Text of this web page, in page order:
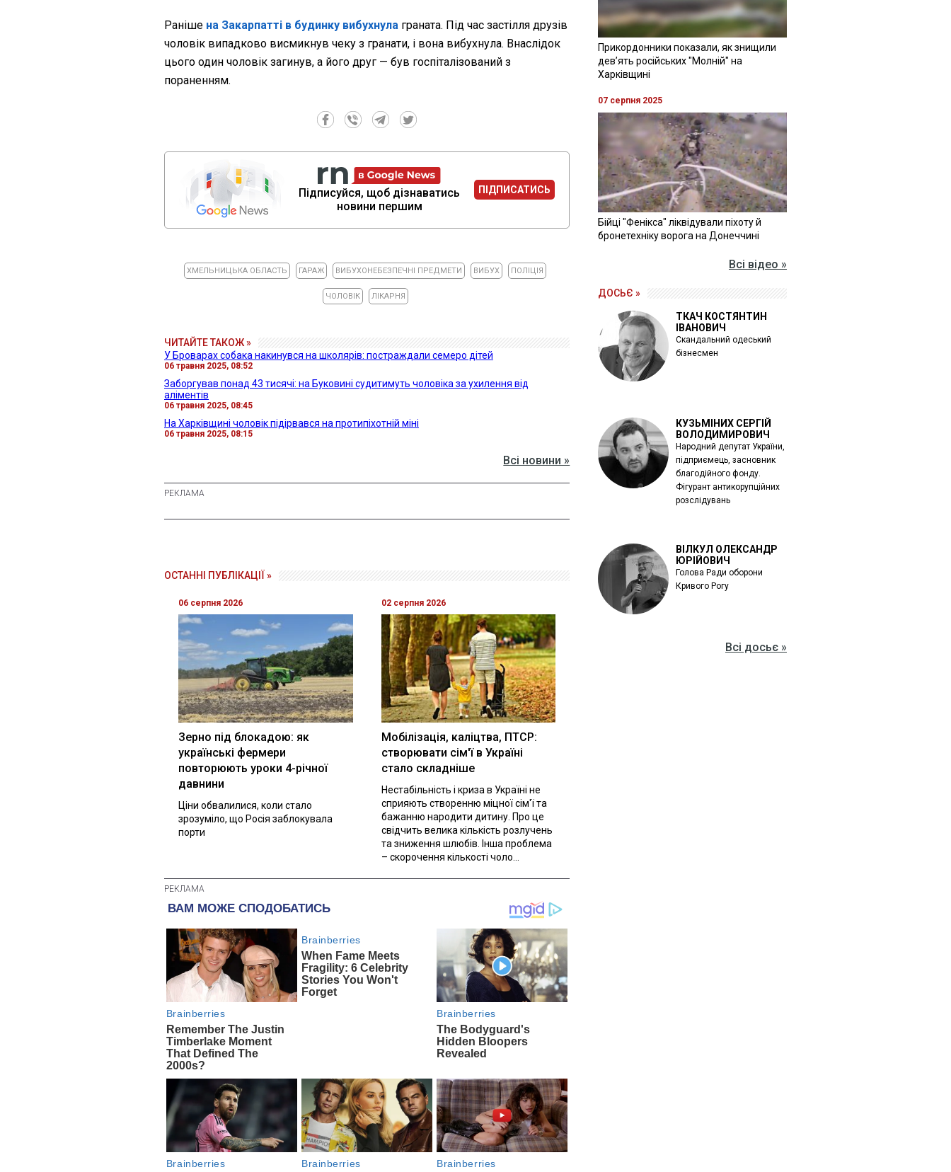
Раніше на Закарпатті в будинку вибухнула граната. Під час застілля друзів
чоловік випадково висмикнув чеку з гранати, і вона вибухнула. Внаслідок
цього один чоловік загинув, а його друг — був госпіталізований з
пораненням.
Підписуйся, щоб дізнаватись
новини першим
ПІДПИСАТИСЬ
ХМЕЛЬНИЦЬКА ОБЛАСТЬ ГАРАЖ ВИБУХОНЕБЕЗПЕЧНІ ПРЕДМЕТИ ВИБУХ ПОЛІЦІЯ
ЧОЛОВІК ЛІКАРНЯ
ЧИТАЙТЕ ТАКОЖ »
У Броварах собака накинувся на школярів: постраждали семеро дітей
06 травня 2025, 08:52
Заборгував понад 43 тисячі: на Буковині судитимуть чоловіка за ухилення від
аліментів
06 травня 2025, 08:45
На Харківщині чоловік підірвався на протипіхотній міні
06 травня 2025, 08:15
Всі новини »
ОСТАННІ ПУБЛІКАЦІЇ »
06 серпня 2026
Зерно під блокадою: як
українські фермери
повторюють уроки 4-річної
давнини
Ціни обвалилися, коли стало
зрозуміло, що Росія заблокувала
порти
02 серпня 2026
Мобілізація, каліцтва, ПТСР:
створювати сім'ї в Україні
стало складніше
Нестабільність і криза в Україні не
сприяють створенню міцної сім'ї та
бажанню народити дитину. Про це
свідчить велика кількість розлучень
та зниження шлюбів. Інша проблема
– скорочення кількості чоло...
Прикордонники показали, як знищили
девʼять російських "Молній" на
Харківщині
07 серпня 2025
Бійці "Фенікса" ліквідували піхоту й
бронетехніку ворога на Донеччині
Всі відео »
ДОСЬЄ »
ТКАЧ КОСТЯНТИН
ІВАНОВИЧ
Скандальний одеський
бізнесмен
КУЗЬМІНИХ СЕРГІЙ
ВОЛОДИМИРОВИЧ
Народний депутат України,
підприємець, засновник
благодійного фонду.
Фігурант антикорупційних
розслідувань
ВІЛКУЛ ОЛЕКСАНДР
ЮРІЙОВИЧ
Голова Ради оборони
Кривого Рогу
Всі досьє »